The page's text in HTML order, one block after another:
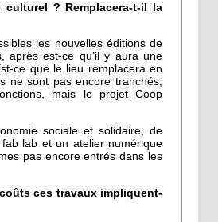
culturel ? Remplacera-t-il la
les nouvelles éditions de
après est-ce qu’il y aura une
ce que le lieu remplacera en
ne sont pas encore tranchés,
mais le projet Coop
sociale et solidaire, de
fab lab et un atelier numérique
pas encore entrés dans les
ces travaux impliquent-